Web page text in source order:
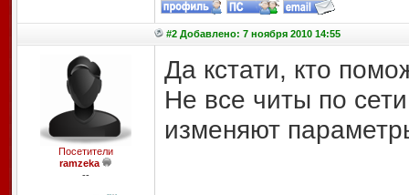
#2 Добавлено: 7 ноября 2010 14:55
Посетители
ramzeka
--
Да кстати, кто
Не все читы по
изменяют